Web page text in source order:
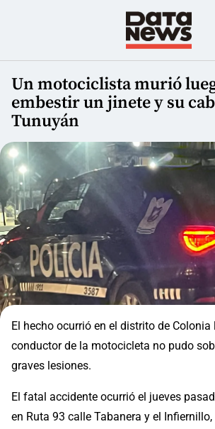
Un motociclista murió
embestir un jinete y su
Tunuyán
El hecho ocurrió en el distrito de Colonia
conductor de la motocicleta no pudo
graves lesiones.
El fatal accidente ocurrió el jueves
en Ruta 93 calle Tabanera y el